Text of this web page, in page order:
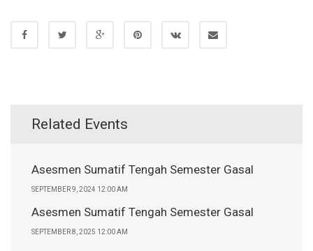
Related Events
Asesmen Sumatif Tengah Semester Gasal
SEPTEMBER 9, 2024 12:00 AM
Asesmen Sumatif Tengah Semester Gasal
SEPTEMBER 8, 2025 12:00 AM